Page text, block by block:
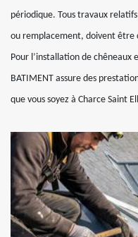
périodique. Tous travaux
ou remplacement, doivent être
Pour l’installation de chêneaux
BATIMENT assure des
que vous soyez à Charce Saint